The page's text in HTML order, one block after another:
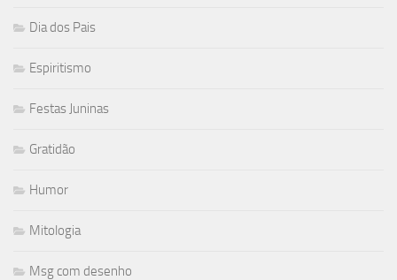
Dia dos Pais
Espiritismo
Festas Juninas
Gratidão
Humor
Mitologia
Msg com desenho